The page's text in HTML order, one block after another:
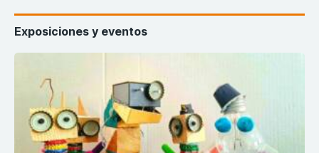
Exposiciones y eventos